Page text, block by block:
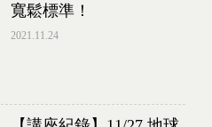
寬鬆標準！
2021.11.24